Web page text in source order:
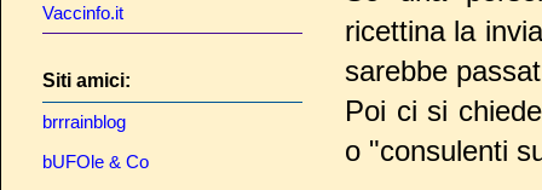
ricettina la
sarebbe
Poi ci si
o "consulenti
Vaccinfo.it
Siti amici:
brrrainblog
bUFOle & Co